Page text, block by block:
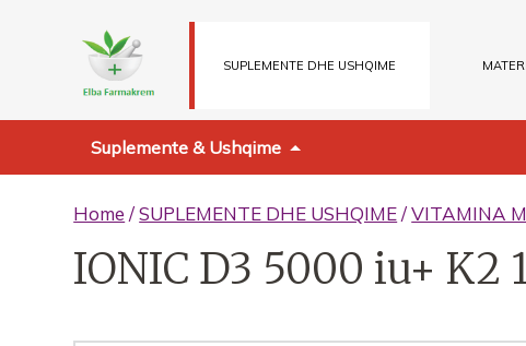
SUPLEMENTE DHE USHQIME
Suplemente & Ushqime
Home /SUPLEMENTE DHE USHQIME/VITAMINA
IONIC D3 5000 iu+ K2